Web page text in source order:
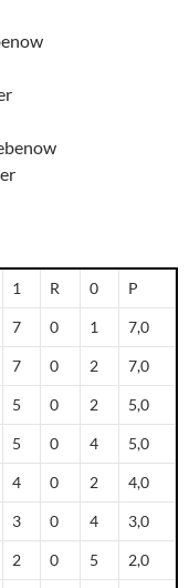
1 R 0 P
7 0 1 7,0
7 0 2 7,0
5 0 2 5,0
5 0 4 5,0
4 0 2 4,0
3 0 4 3,0
2 0 5 2,0